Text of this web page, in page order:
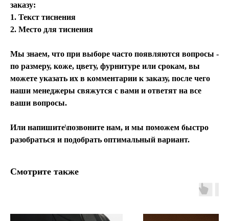
заказу:
1. Текст тиснения
2. Место для тиснения
Мы знаем, что при выборе часто появляются вопросы -
по размеру, коже, цвету, фурнитуре или срокам, вы
можете указать их в комментарии к заказу, после чего
наши менеджеры свяжутся с вами и ответят на все
ваши вопросы.
Или напишите\позвоните нам, и мы поможем быстро
разобраться и подобрать оптимальный вариант.
Смотрите также